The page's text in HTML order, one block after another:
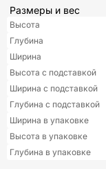
Размеры и вес
Высота
Глубина
Ширина
Высота с подставкой
Ширина с подставкой
Глубина с подставкой
Ширина в упаковке
Высота в упаковке
Глубина в упаковке